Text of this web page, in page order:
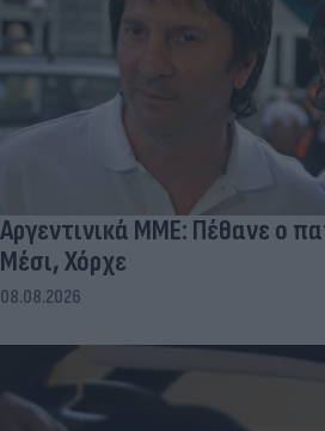
Αργεντινικά ΜΜΕ: Πέθανε ο
Μέσι, Χόρχε
08.08.2026